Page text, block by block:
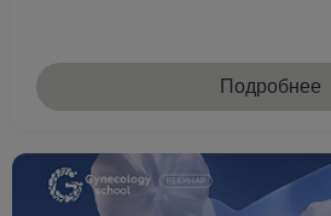
Подробнее